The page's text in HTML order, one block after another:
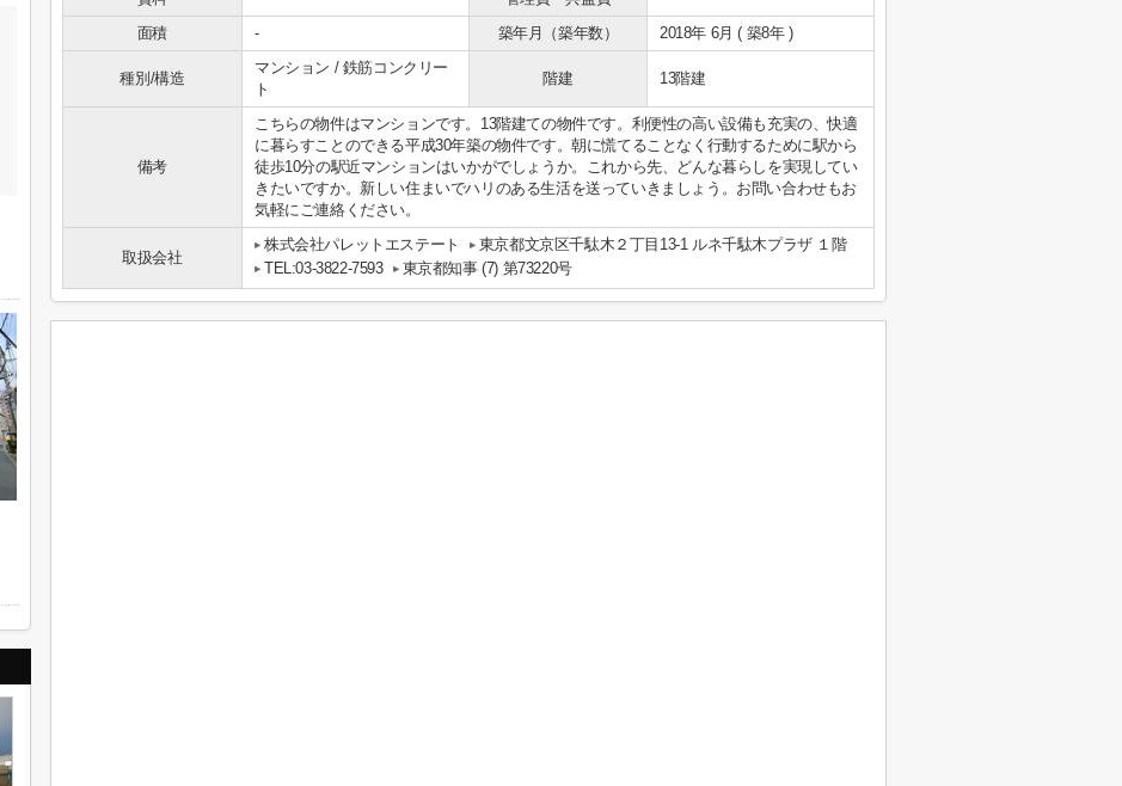
面積
- 築年月（築年数） 2018年 6月 ( 築8年 )
種別/構造
マンション / 鉄筋コンクリー
ト
階建 13階建
備考
こちらの物件はマンションです。13階建ての物件です。利便性の高い設備も充実の、快適
に暮らすことのできる平成30年築の物件です。朝に慌てることなく行動するために駅から
徒歩10分の駅近マンションはいかがでしょうか。これから先、どんな暮らしを実現してい
きたいですか。新しい住まいでハリのある生活を送っていきましょう。お問い合わせもお
気軽にご連絡ください。
取扱会社
株式会社パレットエステート
東京都文京区千駄木２丁目13-1 ルネ千駄木プラザ １階
TEL:03-3822-7593
東京都知事 (7) 第73220号